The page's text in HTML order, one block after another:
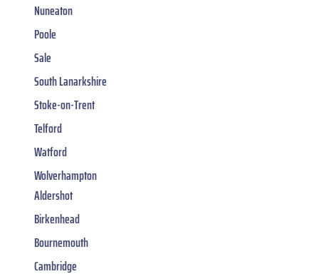
Nuneaton
Poole
Sale
South Lanarkshire
Stoke-on-Trent
Telford
Watford
Wolverhampton
Aldershot
Birkenhead
Bournemouth
Cambridge